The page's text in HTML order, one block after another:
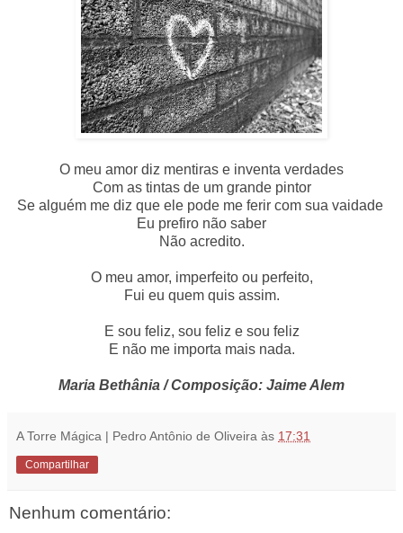
O meu amor diz mentiras e inventa verdades
Com as tintas de um grande pintor
Se alguém me diz que ele pode me ferir com sua vaidade
Eu prefiro não saber
Não acredito.
O meu amor, imperfeito ou perfeito,
Fui eu quem quis assim.
E sou feliz, sou feliz e sou feliz
E não me importa mais nada.
Maria Bethânia / Composição: Jaime Alem
A Torre Mágica | Pedro Antônio de Oliveira às 17:31
Compartilhar
Nenhum comentário: